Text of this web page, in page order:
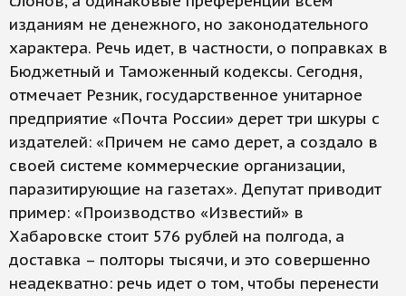
изданиям не денежного, но законодательного
характера. Речь идет, в частности, о поправках в
Бюджетный и Таможенный кодексы. Сегодня,
отмечает Резник, государственное унитарное
предприятие «Почта России» дерет три шкуры с
издателей: «Причем не само дерет, а создало в
своей системе коммерческие организации,
паразитирующие на газетах». Депутат приводит
пример: «Производство «Известий» в
Хабаровске стоит 576 рублей на полгода, а
доставка – полторы тысячи, и это совершенно
неадекватно: речь идет о том, чтобы перенести